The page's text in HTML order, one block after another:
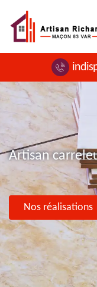
Artisan
Nos réalisations